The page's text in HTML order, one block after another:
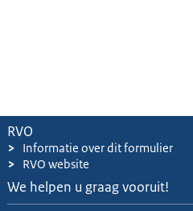
RVO
> Informatie over dit formulier
> RVO website
We helpen u graag vooruit!